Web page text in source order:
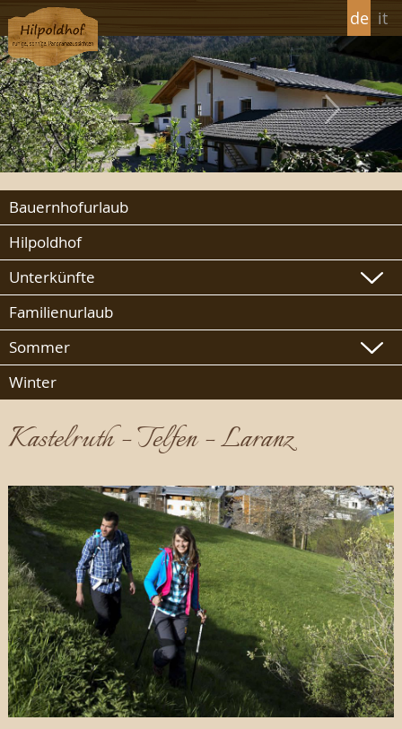
de it
Bauernhofurlaub
Hilpoldhof
Unterkünfte
Familienurlaub
Sommer
Winter
Kastelruth – Telfen – Laranz